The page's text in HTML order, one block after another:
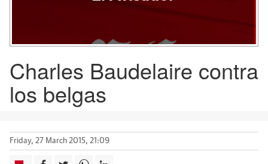
Charles Baudelaire contra
los belgas
Friday, 27 March 2015, 21:09